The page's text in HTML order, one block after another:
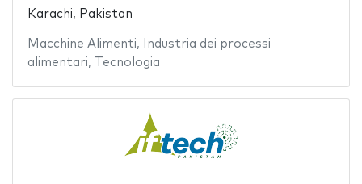
Karachi, Pakistan
Macchine Alimenti,
Industria dei processi
alimentari, Tecnologia